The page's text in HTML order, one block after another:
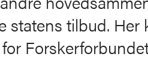
statens tilbud. Her